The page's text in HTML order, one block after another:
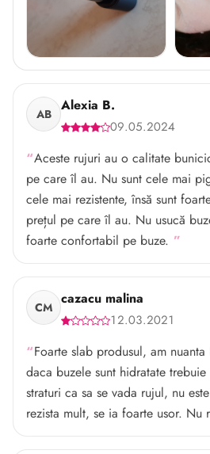
AB Alexia B.
09.05.2024
Aceste rujuri au o calitate
pe care îl au. Nu sunt cele mai
cele mai rezistente, însă sunt
prețul pe care îl au. Nu usucă
foarte confortabil pe buze.
CM cazacu malina
12.03.2021
Foarte slab produsul, am
daca buzele sunt hidratate
straturi ca sa se vada rujul, nu
rezista mult, se ia foarte usor. Nu